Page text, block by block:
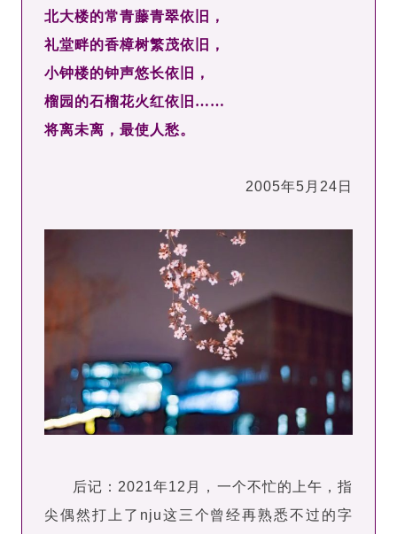
北大楼的常青藤青翠依旧，
礼堂畔的香樟树繁茂依旧，
小钟楼的钟声悠长依旧，
榴园的石榴花火红依旧……
将离未离，最使人愁。
2005年5月24日
后记：2021年12月，一个不忙的上午，指
尖偶然打上了nju这三个曾经再熟悉不过的字